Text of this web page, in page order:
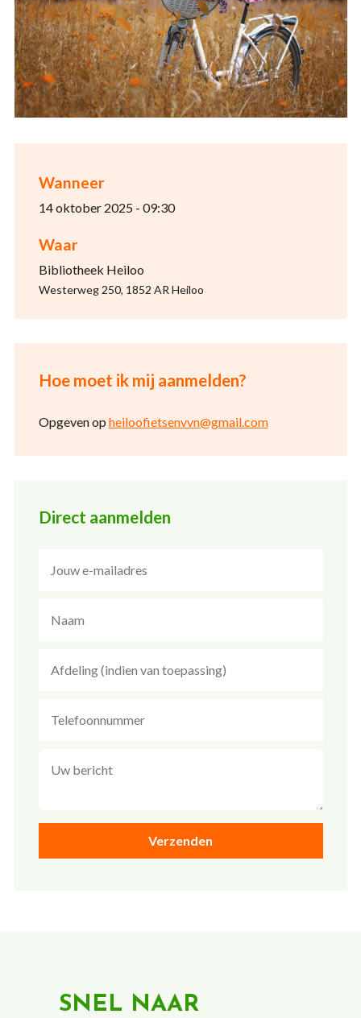
Wanneer
14 oktober 2025 - 09:30
Waar
Bibliotheek Heiloo
Westerweg 250, 1852 AR Heiloo
Hoe moet ik mij aanmelden?
Opgeven op heiloofietsenvvn@gmail.com
Direct aanmelden
SNEL NAAR